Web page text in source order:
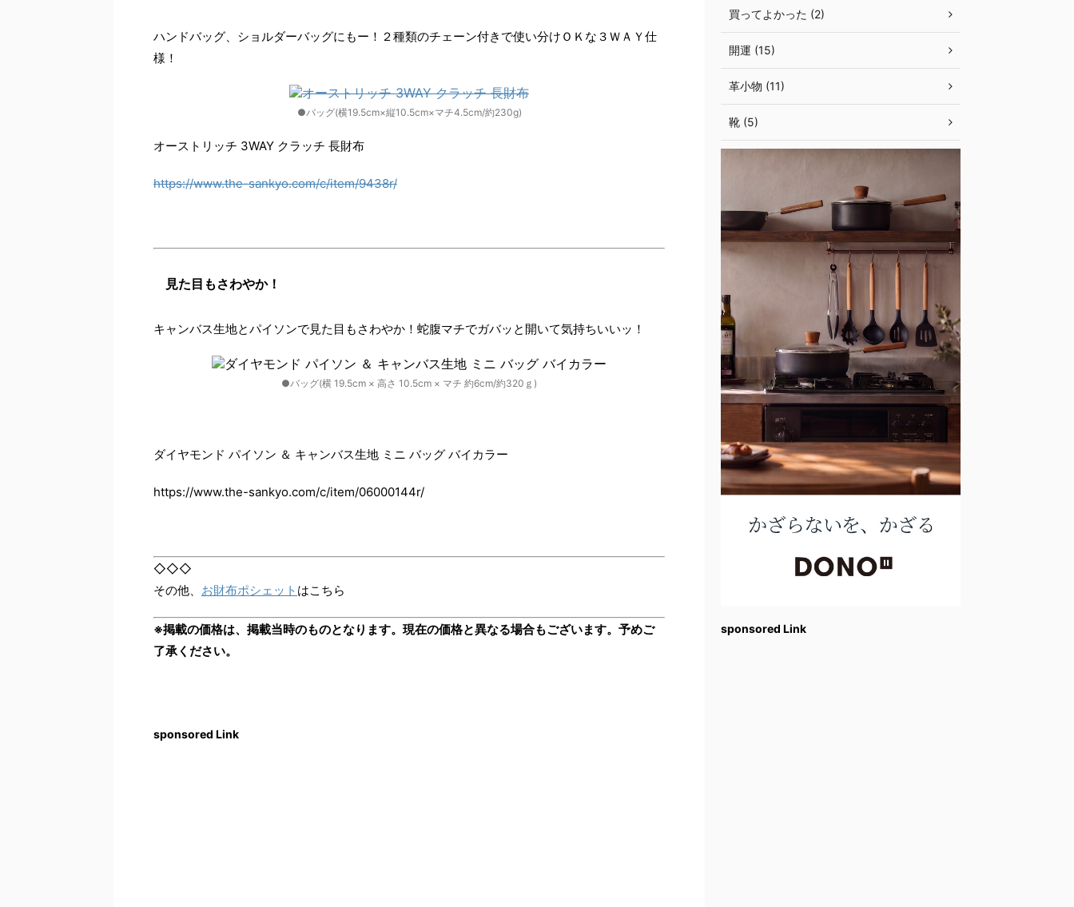
ハンドバッグ、ショルダーバッグにもー！２種類のチェーン付きで使い分けＯＫな３ＷＡＹ仕
様！
●バッグ(横19.5cm×縦10.5cm×マチ4.5cm/約230g)
オーストリッチ 3WAY クラッチ 長財布
https://www.the-sankyo.com/c/item/9438r/
見た目もさわやか！
キャンバス生地とパイソンで見た目もさわやか！蛇腹マチでガバッと開いて気持ちいいッ！
●バッグ(横 19.5cm × 高さ 10.5cm × マチ 約6cm/約320ｇ)
ダイヤモンド パイソン ＆ キャンバス生地 ミニ バッグ バイカラー
https://www.the-sankyo.com/c/item/06000144r/
◇◇◇
その他、 お財布ポシェット はこちら
※掲載の価格は、掲載当時のものとなります。現在の価格と異なる場合もございます。予めご
了承ください。
sponsored Link
買ってよかった (2)
開運 (15)
革小物 (11)
靴 (5)
sponsored Link